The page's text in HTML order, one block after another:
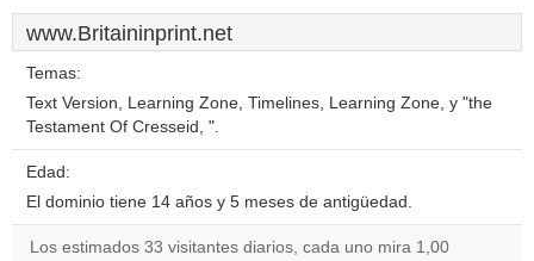
www.Britaininprint.net
Temas:
Text Version, Learning Zone, Timelines, Learning Zone, y "the
Testament Of Cresseid, ".
Edad:
El dominio tiene 14 años y 5 meses de antigüedad.
Los estimados 33 visitantes diarios, cada uno mira 1,00